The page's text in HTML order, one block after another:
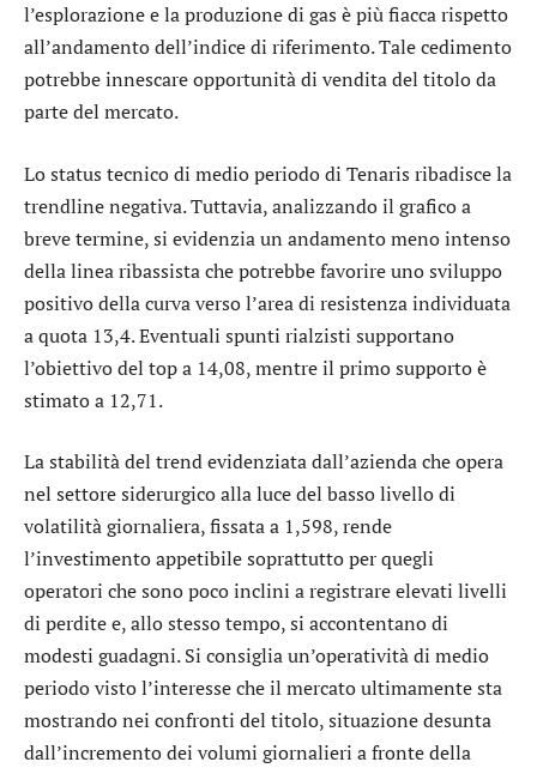
l’esplorazione e la produzione di gas è più fiacca rispetto
all’andamento dell’indice di riferimento. Tale cedimento
potrebbe innescare opportunità di vendita del titolo da
parte del mercato.
Lo status tecnico di medio periodo di Tenaris ribadisce la
trendline negativa. Tuttavia, analizzando il grafico a
breve termine, si evidenzia un andamento meno intenso
della linea ribassista che potrebbe favorire uno sviluppo
positivo della curva verso l’area di resistenza individuata
a quota 13,4. Eventuali spunti rialzisti supportano
l’obiettivo del top a 14,08, mentre il primo supporto è
stimato a 12,71.
La stabilità del trend evidenziata dall’azienda che opera
nel settore siderurgicoalla luce del basso livello di
volatilità giornaliera, fissata a 1,598, rende
l’investimento appetibile soprattutto per quegli
operatori che sono poco inclini a registrare elevati livelli
di perdite e, allo stesso tempo, si accontentano di
modesti guadagni. Si consiglia un’operatività di medio
periodo visto l’interesse che il mercato ultimamente sta
mostrando nei confronti del titolo, situazione desunta
dall’incremento dei volumi giornalieri a fronte della